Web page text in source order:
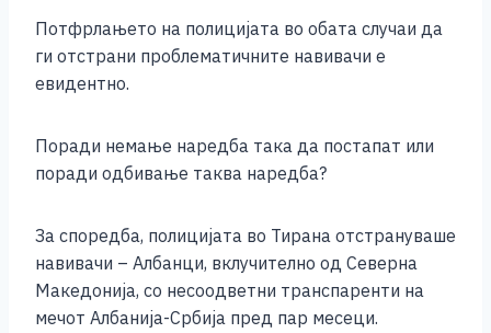
Потфрлањето на полицијата во обата случаи да
ги отстрани проблематичните навивачи е
евидентно.
Поради немање наредба така да постапат или
поради одбивање таква наредба?
За споредба, полицијата во Тирана отстрануваше
навивачи – Албанци, вклучително од Северна
Македонија, со несоодветни транспаренти на
мечот Албанија-Србија пред пар месеци.